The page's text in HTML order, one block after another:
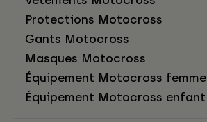
Protections Motocross
Gants Motocross
Masques Motocross
Équipement Motocross femme
Équipement Motocross enfant